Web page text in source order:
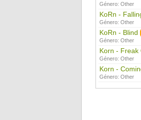
Género: Other
KoRn -
Género: Other
KoRn - Blind
Género: Other
Korn - Freak
Género: Other
Korn -
Género: Other